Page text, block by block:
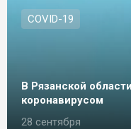
СOVID-19
В Рязанской
коронавирусом
28 сентября